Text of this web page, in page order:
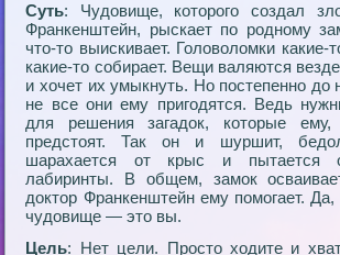
Суть: Чудовище, которого создал
Франкенштейн, рыскает по родному
что-то выискивает. Головоломки
какие-то собирает. Вещи валяются
и хочет их умыкнуть. Но постепенно до
не все они ему пригодятся. Ведь
для решения загадок, которые
предстоят. Так он и шуршит,
шарахается от крыс и пытается
лабиринты. В общем, замок
доктор Франкенштейн ему помогает. Да,
чудовище — это вы.
Цель: Нет цели. Просто ходите и